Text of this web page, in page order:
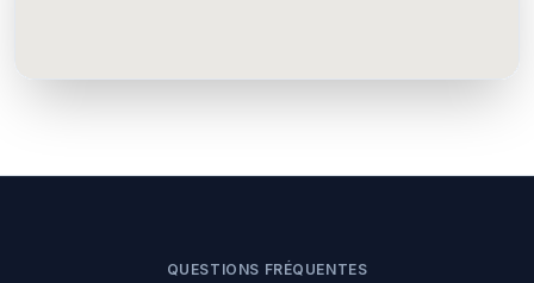
QUESTIONS FRÉQUENTES